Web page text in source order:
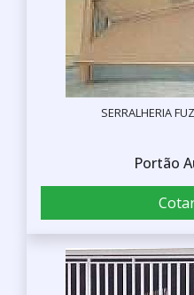
SERRALHERIA
Portão